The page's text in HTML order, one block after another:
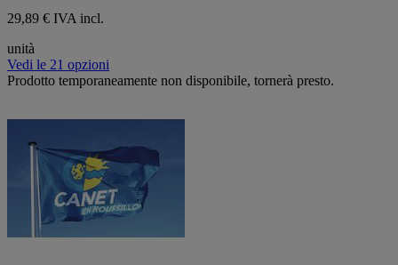
29,89 € IVA incl.
unità
Vedi le 21 opzioni
Prodotto temporaneamente non disponibile, tornerà presto.